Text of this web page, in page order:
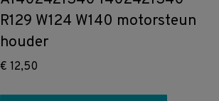
R129 W124 W140 motorsteun
houder
€ 12,50